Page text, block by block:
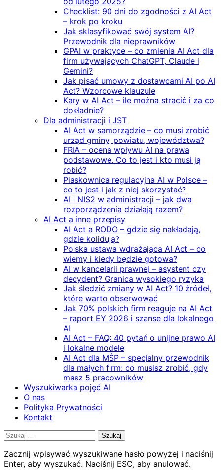
Checklist: 90 dni do zgodności z AI Act
– krok po kroku
Jak sklasyfikować swój system AI?
Przewodnik dla nieprawników
GPAI w praktyce – co zmienia AI Act dla
firm używających ChatGPT, Claude i
Gemini?
Jak pisać umowy z dostawcami AI po AI
Act? Wzorcowe klauzule
Kary w AI Act – ile można stracić i za co
dokładnie?
Dla administracji i JST
AI Act w samorządzie – co musi zrobić
urząd gminy, powiatu, województwa?
FRIA – ocena wpływu AI na prawa
podstawowe. Co to jest i kto musi ją
robić?
Piaskownica regulacyjna AI w Polsce –
co to jest i jak z niej skorzystać?
AI i NIS2 w administracji – jak dwa
rozporządzenia działają razem?
AI Act a inne przepisy
AI Act a RODO – gdzie się nakładają,
gdzie kolidują?
Polska ustawa wdrażająca AI Act – co
wiemy i kiedy będzie gotowa?
AI w kancelarii prawnej – asystent czy
decydent? Granica wysokiego ryzyka
Jak śledzić zmiany w AI Act? 10 źródeł,
które warto obserwować
Jak 70% polskich firm reaguje na AI Act
– raport EY 2026 i szanse dla lokalnego
AI
AI Act – FAQ: 40 pytań o unijne prawo AI
i lokalne modele
AI Act dla MŚP – specjalny przewodnik
dla małych firm: co musisz zrobić, gdy
masz 5 pracowników
Wyszukiwarka pojęć AI
O nas
Polityka Prywatności
Kontakt
Szukaj:
Zacznij wpisywać wyszukiwane hasło powyżej i naciśnij
Enter, aby wyszukać. Naciśnij ESC, aby anulować.